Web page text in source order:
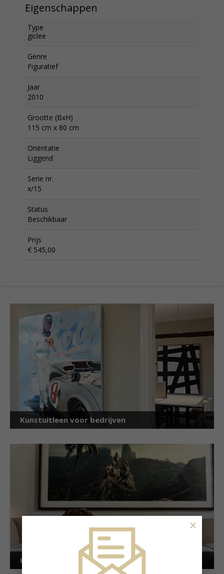
Eigenschappen
Type
giclee
Genre
Figuratief
Jaar
2010
Grootte (BxH)
115 cm x 80 cm
Oriëntatie
Liggend
Serie nr.
x/15
Status
Beschikbaar
Prijs
€ 545,00
Kunstuitleen voor bedrijven
Kunstuitleen voor particulieren
×